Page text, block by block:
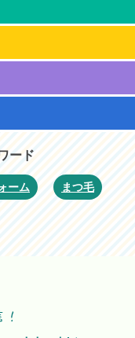
ード
ーム まつ毛